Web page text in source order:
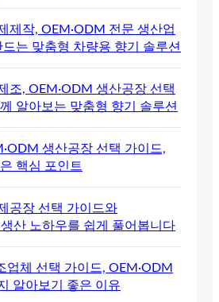
제작, OEM·ODM 전문 생산업
는 맞춤형 차량용 향기 솔루션
조, OEM·ODM 생산공장 선택
알아보는 맞춤형 향기 솔루션
생산공장 선택 가이드,
핵심 포인트
공장 선택 가이드와
산 노하우를 쉽게 풀어봅니다
업체 선택 가이드, OEM·ODM
알아보기 좋은 이유